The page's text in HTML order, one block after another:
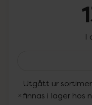
I
Utgått ur
finnas i lager hos